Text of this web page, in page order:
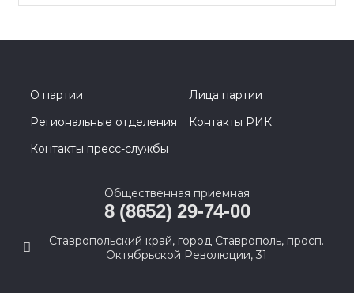
О партии
Лица партии
Региональные отделения
Контакты РИК
Контакты пресс-службы
Общественная приемная
8 (8652) 29-74-00
Ставропольский край, город Ставрополь, просп.
Октябрьской Революции, 31